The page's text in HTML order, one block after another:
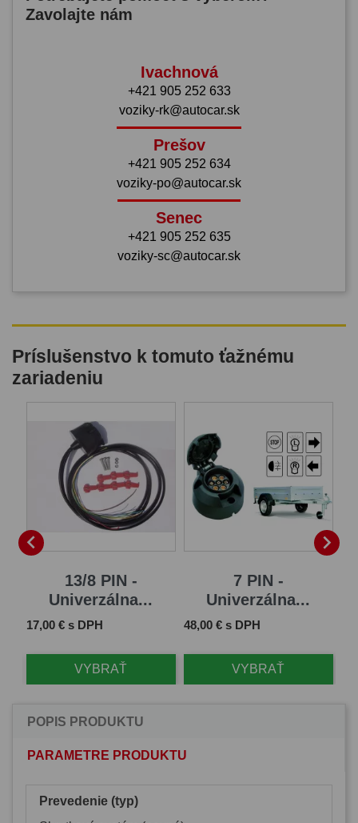
Zavolajte nám
Ivachnová
+421 905 252 633
voziky-rk@autocar.sk
Prešov
+421 905 252 634
voziky-po@autocar.sk
Senec
+421 905 252 635
voziky-sc@autocar.sk
Príslušenstvo k tomuto ťažnému
zariadeniu

13/8 PIN -
Univerzálna...
Cena
17,00 € s DPH
VYBRAŤ
7 PIN -
Univerzálna...
Cena
48,00 € s DPH
VYBRAŤ

POPIS PRODUKTU
PARAMETRE PRODUKTU
Prevedenie (typ)